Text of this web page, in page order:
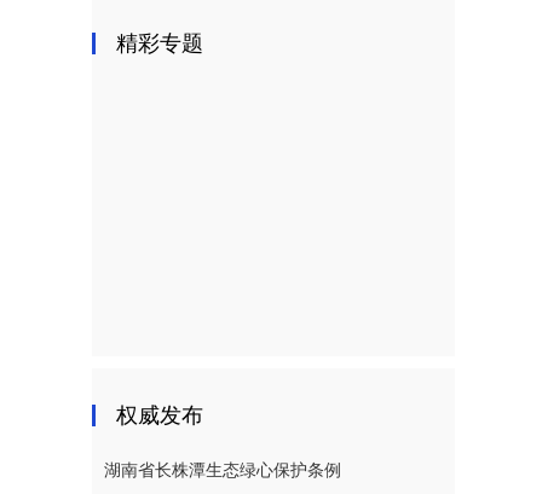
精彩专题
权威发布
湖南省长株潭生态绿心保护条例